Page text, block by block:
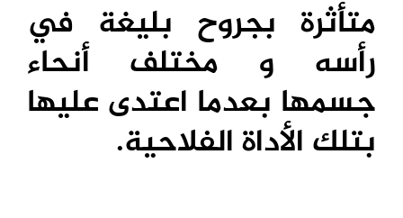
متأثرة بجروح بليغة في
رأسه و مختلف أنحاء
جسمها بعدما اعتدى عليها
بتلك الأداة الفلاحية.